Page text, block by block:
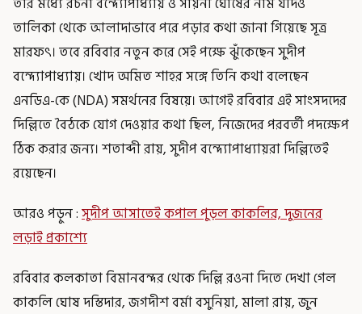
তালিকা থেকে আলাদাভাবে পরে পড়ার কথা জানা গিয়েছে সূত্র
মারফৎ। তবে রবিবার নতুন করে সেই পক্ষে ঝুঁকেছেন সুদীপ
বন্দ্যোপাধ্যায়। খোদ অমিত শাহর সঙ্গে তিনি কথা বলেছেন
এনডিএ-কে (NDA) সমর্থনের বিষয়ে। আগেই রবিবার এই সাংসদদের
দিল্লিতে বৈঠকে যোগ দেওয়ার কথা ছিল, নিজেদের পরবর্তী পদক্ষেপ
ঠিক করার জন্য। শতাব্দী রায়, সুদীপ বন্দ্যোপাধ্যায়রা দিল্লিতেই
রয়েছেন।
আরও পড়ুন :সুদীপ আসাতেই কপাল পুড়ল কাকলির, দুজনের
লড়াই প্রকাশ্যে
রবিবার কলকাতা বিমানবন্দর থেকে দিল্লি রওনা দিতে দেখা গেল
কাকলি ঘোষ দস্তিদার, জগদীশ বর্মা বসুনিয়া, মালা রায়, জুন